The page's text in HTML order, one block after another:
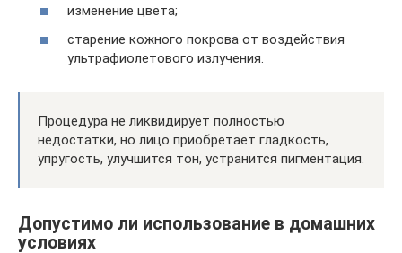
изменение цвета;
старение кожного покрова от воздействия
ультрафиолетового излучения.
Процедура не ликвидирует полностью
недостатки, но лицо приобретает гладкость,
упругость, улучшится тон, устранится пигментация.
Допустимо ли использование в домашних
условиях